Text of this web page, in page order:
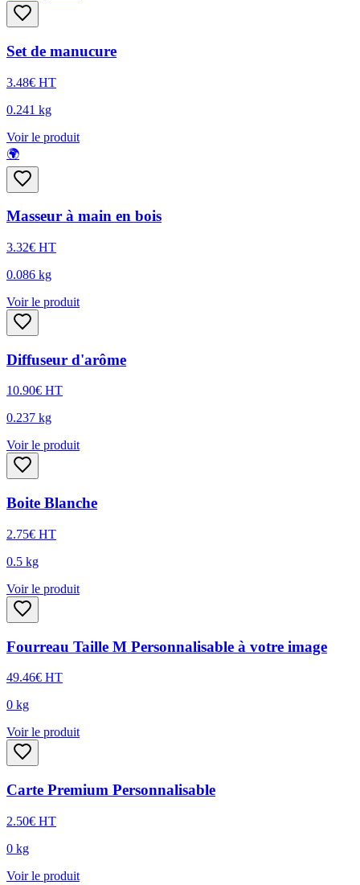
Set de manucure
3.48€ HT
0.241 kg
Voir le produit
🌍
Masseur à main en bois
3.32€ HT
0.086 kg
Voir le produit
Diffuseur d'arôme
10.90€ HT
0.237 kg
Voir le produit
Boite Blanche
2.75€ HT
0.5 kg
Voir le produit
Fourreau Taille M Personnalisable à votre image
49.46€ HT
0 kg
Voir le produit
Carte Premium Personnalisable
2.50€ HT
0 kg
Voir le produit